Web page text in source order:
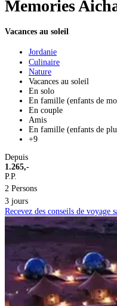
Memories
Vacances au soleil
Jordanie
Culinaire
Nature
Vacances au soleil
En solo
En famille (enfants de
En couple
Amis
En famille (enfants de
+9
Depuis
1.265,-
P.P.
2 Persons
3 jours
Recevez des conseils de voyage